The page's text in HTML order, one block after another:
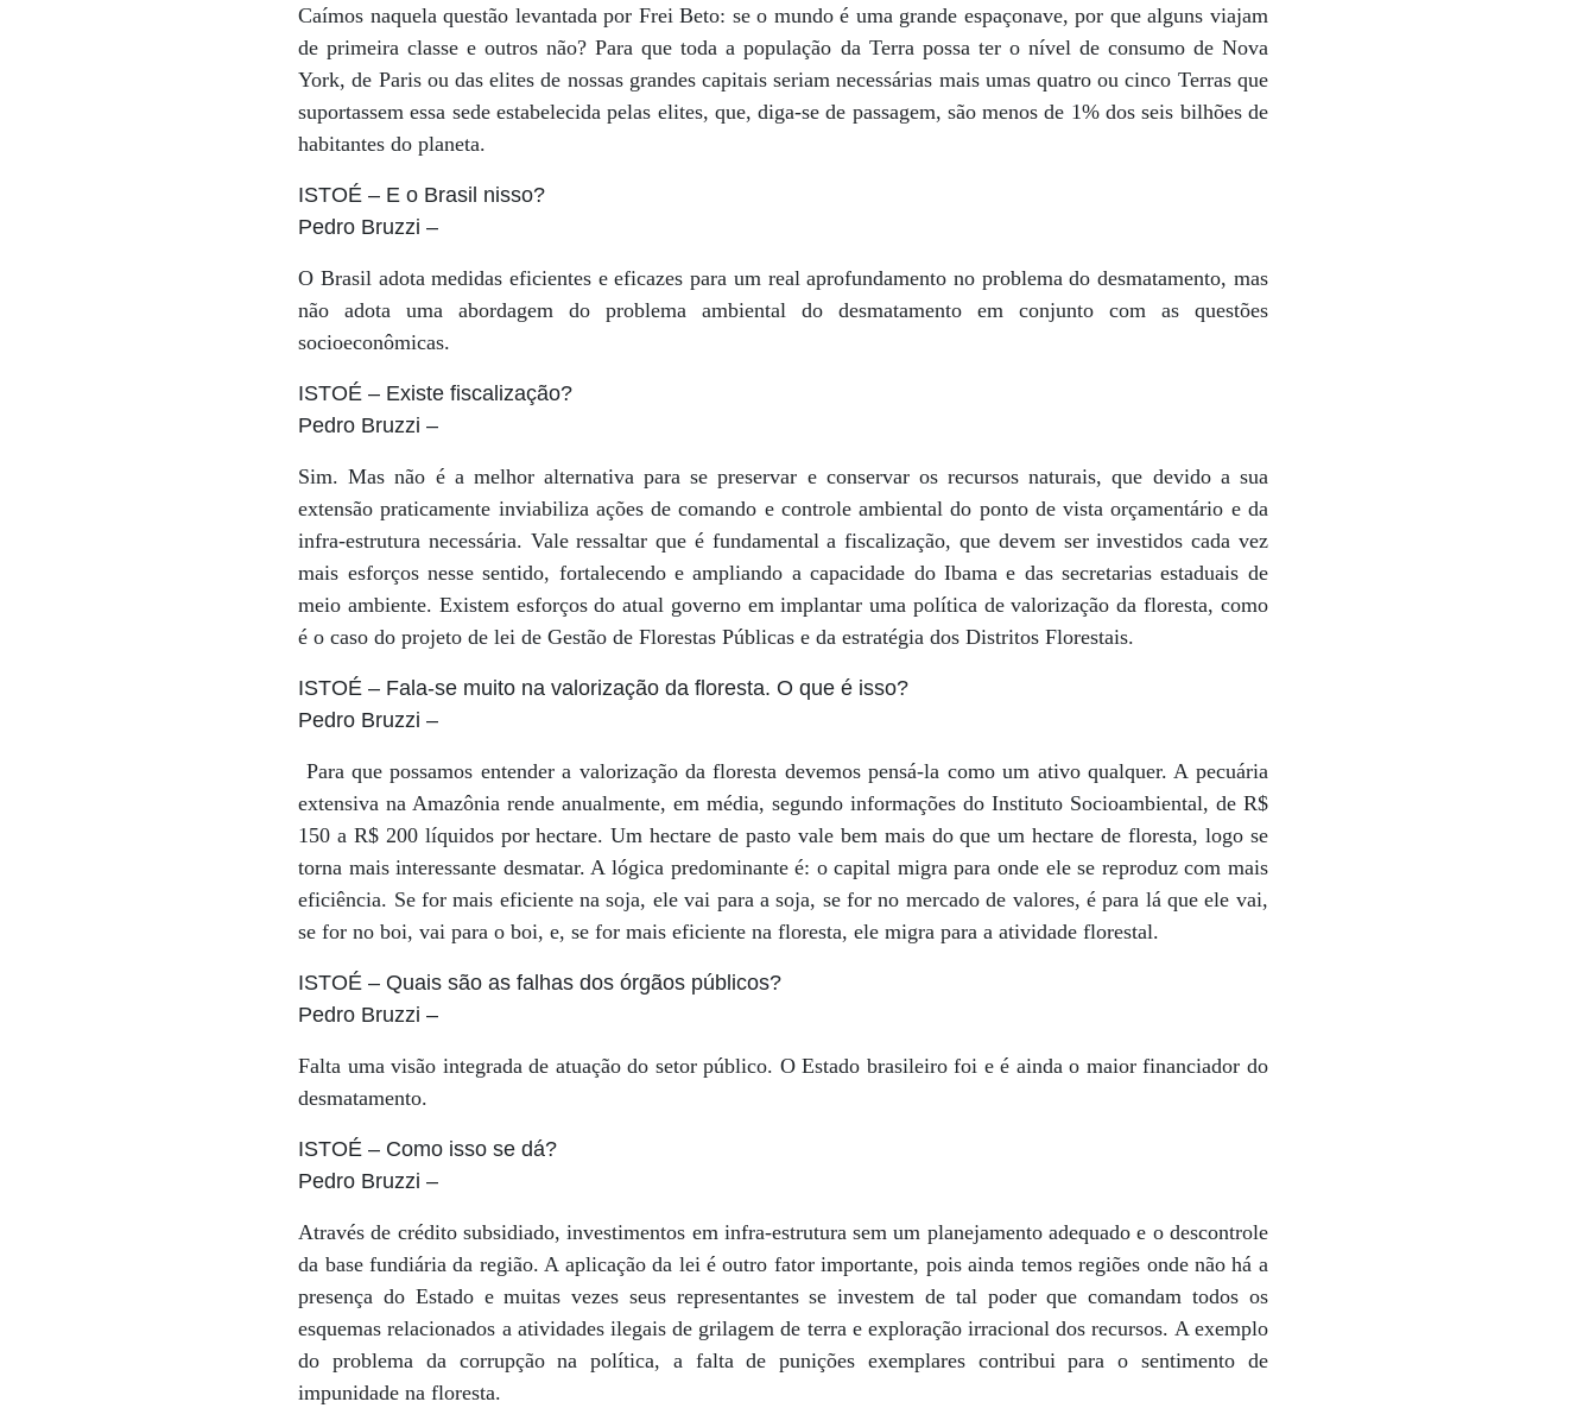
Caímos naquela questão levantada por Frei Beto: se o mundo é uma grande espaçonave, por que alguns viajam
de primeira classe e outros não? Para que toda a população da Terra possa ter o nível de consumo de Nova
York, de Paris ou das elites de nossas grandes capitais seriam necessárias mais umas quatro ou cinco Terras que
suportassem essa sede estabelecida pelas elites, que, diga-se de passagem, são menos de 1% dos seis bilhões de
habitantes do planeta.
ISTOÉ – E o Brasil nisso?
Pedro Bruzzi –
O Brasil adota medidas eficientes e eficazes para um real aprofundamento no problema do desmatamento, mas
não adota uma abordagem do problema ambiental do desmatamento em conjunto com as questões
socioeconômicas.
ISTOÉ – Existe fiscalização?
Pedro Bruzzi –
Sim. Mas não é a melhor alternativa para se preservar e conservar os recursos naturais, que devido a sua
extensão praticamente inviabiliza ações de comando e controle ambiental do ponto de vista orçamentário e da
infra-estrutura necessária. Vale ressaltar que é fundamental a fiscalização, que devem ser investidos cada vez
mais esforços nesse sentido, fortalecendo e ampliando a capacidade do Ibama e das secretarias estaduais de
meio ambiente. Existem esforços do atual governo em implantar uma política de valorização da floresta, como
é o caso do projeto de lei de Gestão de Florestas Públicas e da estratégia dos Distritos Florestais.
ISTOÉ – Fala-se muito na valorização da floresta. O que é isso?
Pedro Bruzzi –
Para que possamos entender a valorização da floresta devemos pensá-la como um ativo qualquer. A pecuária
extensiva na Amazônia rende anualmente, em média, segundo informações do Instituto Socioambiental, de R$
150 a R$ 200 líquidos por hectare. Um hectare de pasto vale bem mais do que um hectare de floresta, logo se
torna mais interessante desmatar. A lógica predominante é: o capital migra para onde ele se reproduz com mais
eficiência. Se for mais eficiente na soja, ele vai para a soja, se for no mercado de valores, é para lá que ele vai,
se for no boi, vai para o boi, e, se for mais eficiente na floresta, ele migra para a atividade florestal.
ISTOÉ – Quais são as falhas dos órgãos públicos?
Pedro Bruzzi –
Falta uma visão integrada de atuação do setor público. O Estado brasileiro foi e é ainda o maior financiador do
desmatamento.
ISTOÉ – Como isso se dá?
Pedro Bruzzi –
Através de crédito subsidiado, investimentos em infra-estrutura sem um planejamento adequado e o descontrole
da base fundiária da região. A aplicação da lei é outro fator importante, pois ainda temos regiões onde não há a
presença do Estado e muitas vezes seus representantes se investem de tal poder que comandam todos os
esquemas relacionados a atividades ilegais de grilagem de terra e exploração irracional dos recursos. A exemplo
do problema da corrupção na política, a falta de punições exemplares contribui para o sentimento de
impunidade na floresta.